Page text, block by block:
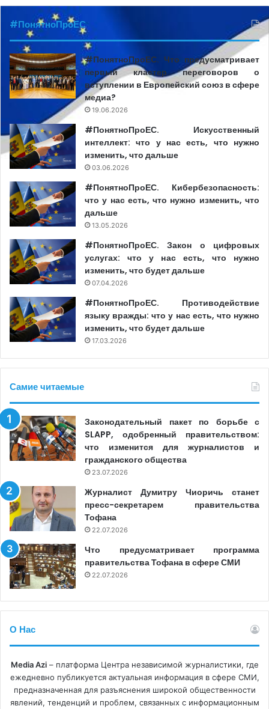
#ПонятноПроЕС
#ПонятноПроЕС. Что предусматривает
первый кластер переговоров о
вступлении в Европейский союз в сфере
медиа?
19.06.2026
#ПонятноПроЕС. Искусственный
интеллект: что у нас есть, что нужно
изменить, что дальше
03.06.2026
#ПонятноПроЕС. Кибербезопасность:
что у нас есть, что нужно изменить, что
дальше
13.05.2026
#ПонятноПроЕС. Закон о цифровых
услугах: что у нас есть, что нужно
изменить, что будет дальше
07.04.2026
#ПонятноПроЕС. Противодействие
языку вражды: что у нас есть, что нужно
изменить, что будет дальше
17.03.2026
Самие читаемые
Законодательный пакет по борьбе с
SLAPP, одобренный правительством:
что изменится для журналистов и
гражданского общества
23.07.2026
Журналист Думитру Чиоричь станет
пресс-секретарем правительства
Тофана
22.07.2026
Что предусматривает программа
правительства Тофана в сфере СМИ
22.07.2026
О Нас
Media Azi– платформа Центра независимой журналистики, где
ежедневно публикуется актуальная информация в сфере СМИ,
предназначенная для разъяснения широкой общественности
явлений, тенденций и проблем, связанных с информационным